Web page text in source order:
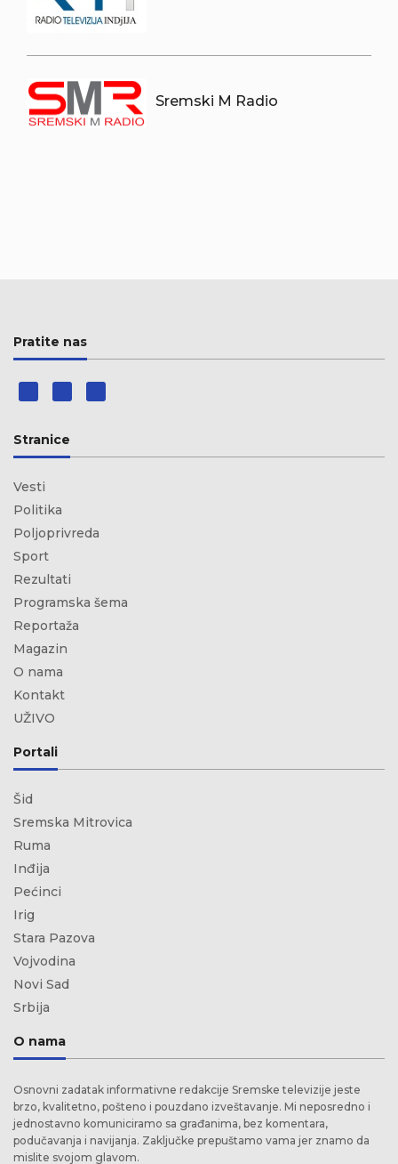
Sremski M Radio
Pratite nas
Stranice
Vesti
Politika
Poljoprivreda
Sport
Rezultati
Programska šema
Reportaža
Magazin
O nama
Kontakt
UŽIVO
Portali
Šid
Sremska Mitrovica
Ruma
Inđija
Pećinci
Irig
Stara Pazova
Vojvodina
Novi Sad
Srbija
O nama
Osnovni zadatak informativne redakcije Sremske televizije jeste
brzo, kvalitetno, pošteno i pouzdano izveštavanje. Mi neposredno i
jednostavno komuniciramo sa građanima, bez komentara,
podučavanja i navijanja. Zaključke prepuštamo vama jer znamo da
mislite svojom glavom.